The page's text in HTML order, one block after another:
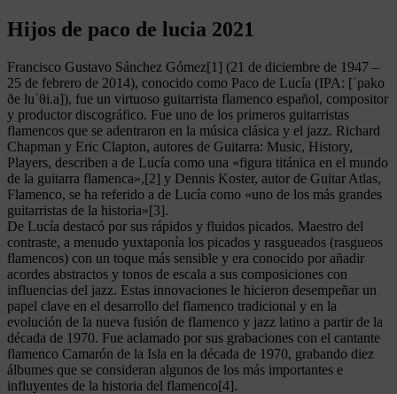
Hijos de paco de lucia 2021
Francisco Gustavo Sánchez Gómez[1] (21 de diciembre de 1947 –
25 de febrero de 2014), conocido como Paco de Lucía (IPA: [ˈpako
ðe luˈθi.a]), fue un virtuoso guitarrista flamenco español, compositor
y productor discográfico. Fue uno de los primeros guitarristas
flamencos que se adentraron en la música clásica y el jazz. Richard
Chapman y Eric Clapton, autores de Guitarra: Music, History,
Players, describen a de Lucía como una «figura titánica en el mundo
de la guitarra flamenca»,[2] y Dennis Koster, autor de Guitar Atlas,
Flamenco, se ha referido a de Lucía como «uno de los más grandes
guitarristas de la historia»[3].
De Lucía destacó por sus rápidos y fluidos picados. Maestro del
contraste, a menudo yuxtaponía los picados y rasgueados (rasgueos
flamencos) con un toque más sensible y era conocido por añadir
acordes abstractos y tonos de escala a sus composiciones con
influencias del jazz. Estas innovaciones le hicieron desempeñar un
papel clave en el desarrollo del flamenco tradicional y en la
evolución de la nueva fusión de flamenco y jazz latino a partir de la
década de 1970. Fue aclamado por sus grabaciones con el cantante
flamenco Camarón de la Isla en la década de 1970, grabando diez
álbumes que se consideran algunos de los más importantes e
influyentes de la historia del flamenco[4].